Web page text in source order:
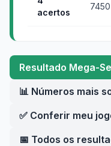
acertos
7450
Resultado Mega-
📊 Números mais
✅ Conferir meu
📅 Todos os